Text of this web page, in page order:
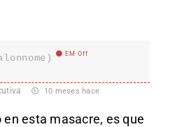
EM Off
10 meses hace
esta masacre, es que